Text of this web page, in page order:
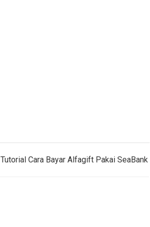
Tutorial Cara Bayar Alfagift Pakai SeaBank